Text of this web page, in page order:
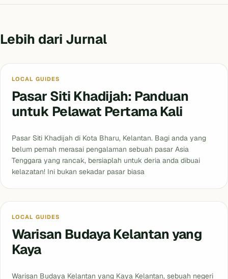
Lebih dari Jurnal
LOCAL GUIDES
Pasar Siti Khadijah: Panduan
untuk Pelawat Pertama Kali
Pasar Siti Khadijah di Kota Bharu, Kelantan. Bagi anda yang
belum pernah merasai pengalaman sebuah pasar Asia
Tenggara yang rancak, bersiaplah untuk deria anda dibuai
kelazatan! Ini bukan sekadar pasar biasa
Blog
LOCAL GUIDES
Warisan Budaya Kelantan yang
Kaya
Warisan Budaya Kelantan yang Kaya Kelantan, sebuah negeri